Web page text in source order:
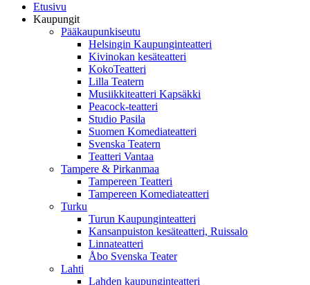
Etusivu
Kaupungit
Pääkaupunkiseutu
Helsingin Kaupunginteatteri
Kivinokan kesäteatteri
KokoTeatteri
Lilla Teatern
Musiikkiteatteri Kapsäkki
Peacock-teatteri
Studio Pasila
Suomen Komediateatteri
Svenska Teatern
Teatteri Vantaa
Tampere & Pirkanmaa
Tampereen Teatteri
Tampereen Komediateatteri
Turku
Turun Kaupunginteatteri
Kansanpuiston kesäteatteri, Ruissalo
Linnateatteri
Åbo Svenska Teater
Lahti
Lahden kaupunginteatteri